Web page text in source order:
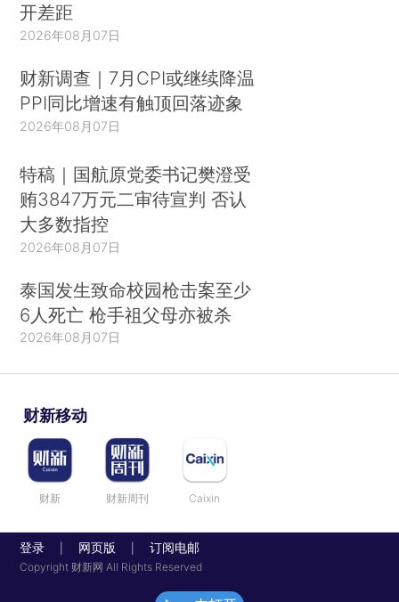
开差距
2026年08月07日
财新调查｜7月CPI或继续降温
PPI同比增速有触顶回落迹象
2026年08月07日
特稿｜国航原党委书记樊澄受
贿3847万元二审待宣判 否认
大多数指控
2026年08月07日
泰国发生致命校园枪击案至少
6人死亡 枪手祖父母亦被杀
2026年08月07日
财新移动
财新 财新周刊 Caixin
登录 网页版 订阅电邮
Copyright 财新网 All Rights Reserved